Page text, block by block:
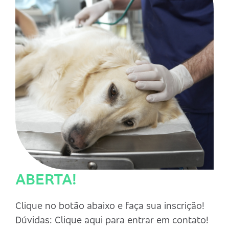
ABERTA!
Clique no botão abaixo e faça sua inscrição!
Dúvidas: Clique aqui para entrar em contato!